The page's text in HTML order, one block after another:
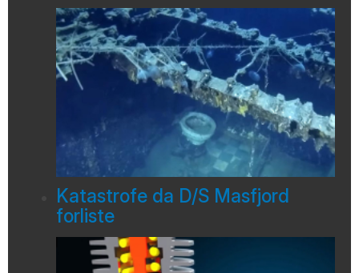
Katastrofe da D/S Masfjord
forliste